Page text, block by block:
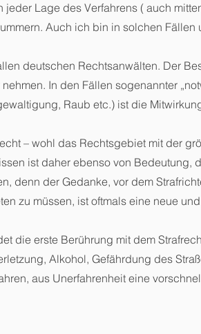
Lage des Verfahrens ( auch
Auch ich bin in solchen Fällen
deutschen Rechtsanwälten. Der
In den Fällen sogenannter
Raub etc.) ist die
– wohl das Rechtsgebiet mit der
ist daher ebenso von Bedeutung,
denn der Gedanke, vor dem
zu müssen, ist oftmals eine neue
die erste Berührung mit dem
Alkohol, Gefährdung des
aus Unerfahrenheit eine